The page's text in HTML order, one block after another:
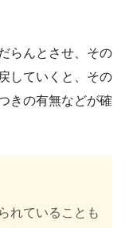
らんとさせ、その
していくと、その
きの有無などが確
れていることも